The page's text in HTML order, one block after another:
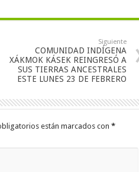
Siguiente
COMUNIDAD INDÍGENA
XÁKMOK KÁSEK REINGRESÓ A
SUS TIERRAS ANCESTRALES
ESTE LUNES 23 DE FEBRERO
están marcados con *